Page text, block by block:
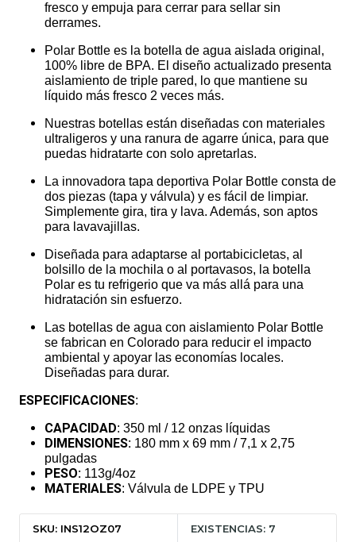
fresco y empuja para cerrar para sellar sin
derrames.
Polar Bottle es la botella de agua aislada original,
100% libre de BPA. El diseño actualizado presenta
aislamiento de triple pared, lo que mantiene su
líquido más fresco 2 veces más.
Nuestras botellas están diseñadas con materiales
ultraligeros y una ranura de agarre única, para que
puedas hidratarte con solo apretarlas.
La innovadora tapa deportiva Polar Bottle consta de
dos piezas (tapa y válvula) y es fácil de limpiar.
Simplemente gira, tira y lava. Además, son aptos
para lavavajillas.
Diseñada para adaptarse al portabicicletas, al
bolsillo de la mochila o al portavasos, la botella
Polar es tu refrigerio que va más allá para una
hidratación sin esfuerzo.
Las botellas de agua con aislamiento Polar Bottle
se fabrican en Colorado para reducir el impacto
ambiental y apoyar las economías locales.
Diseñadas para durar.
ESPECIFICACIONES:
CAPACIDAD: 350 ml / 12 onzas líquidas
DIMENSIONES: 180 mm x 69 mm / 7,1 x 2,75
pulgadas
PESO: 113g/4oz
MATERIALES: Válvula de LDPE y TPU
SKU: INS12OZ07 EXISTENCIAS: 7